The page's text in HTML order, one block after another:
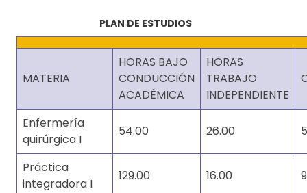
PLAN DE ESTUDIOS
MATERIA
HORAS BAJO
CONDUCCIÓN
ACADÉMICA
HORAS
TRABAJO
INDEPENDIENTE
Enfermería
quirúrgica I
54.00 26.00
Práctica
integradora I
129.00 16.00